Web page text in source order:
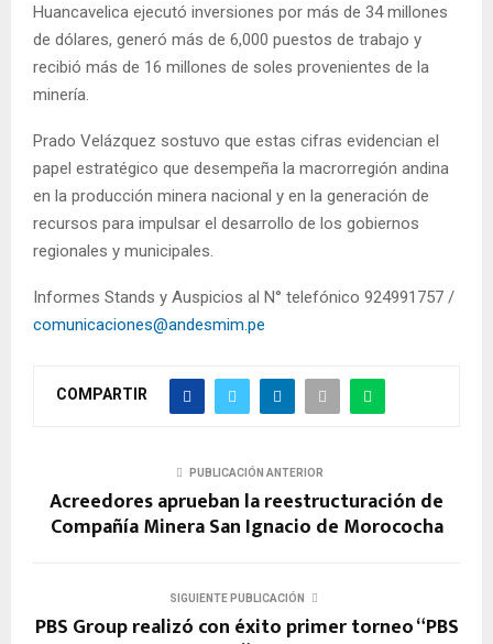
Huancavelica ejecutó inversiones por más de 34 millones
de dólares, generó más de 6,000 puestos de trabajo y
recibió más de 16 millones de soles provenientes de la
minería.
Prado Velázquez sostuvo que estas cifras evidencian el
papel estratégico que desempeña la macrorregión andina
en la producción minera nacional y en la generación de
recursos para impulsar el desarrollo de los gobiernos
regionales y municipales.
Informes Stands y Auspicios al N° telefónico 924991757 /
comunicaciones@andesmim.pe
COMPARTIR
PUBLICACIÓN ANTERIOR
Acreedores aprueban la reestructuración de
Compañía Minera San Ignacio de Morococha
SIGUIENTE PUBLICACIÓN
PBS Group realizó con éxito primer torneo “PBS